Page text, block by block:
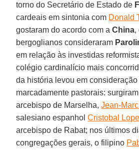
torno do Secretário de Estado de
cardeais em sintonia com Donald
gostaram do acordo com aChina,
bergoglianos consideraram
em relação às investidas
colégio cardinalício mais
da história levou em
marcadamente pastorais:
arcebispo de Marselha,Jean-
salesiano espanholCristobal
arcebispo de Rabat; nos últimos
congregações gerais, o filipino